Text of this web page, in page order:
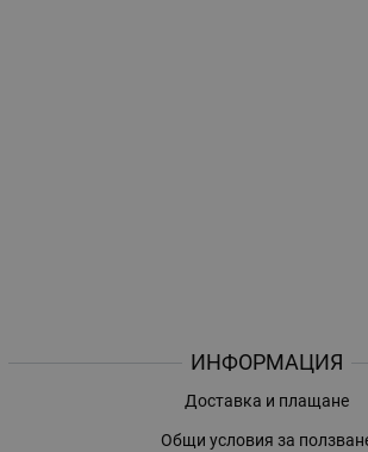
ИНФОРМАЦИЯ
Доставка и плащане
Общи условия за